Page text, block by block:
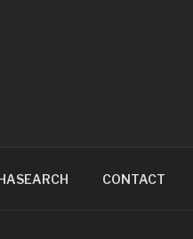
CONTACT